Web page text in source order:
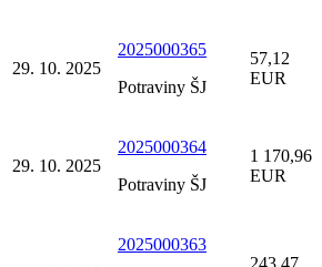
29. 10. 2025
2025000365
Potraviny ŠJ
57,12
EUR
29. 10. 2025
2025000364
Potraviny ŠJ
1 170,96
EUR
2025000363
243,47